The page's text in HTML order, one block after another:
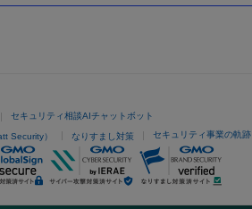
セキュリティ相談AIチャットボット
Security） なりすまし対策 セキュリティ事業の軌跡